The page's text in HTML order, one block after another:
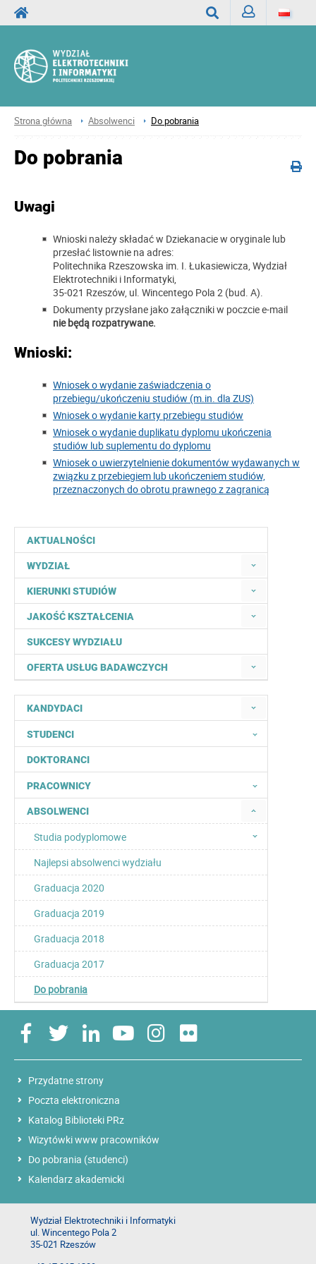
Strona główna Absolwenci Do pobrania
AKTUALNOŚCI
WYDZIAŁ
KIERUNKI STUDIÓW
JAKOŚĆ KSZTAŁCENIA
SUKCESY WYDZIAŁU
OFERTA USŁUG BADAWCZYCH
KANDYDACI
STUDENCI
DOKTORANCI
PRACOWNICY
ABSOLWENCI
Studia podyplomowe
Najlepsi absolwenci wydziału
Graduacja 2020
Graduacja 2019
Graduacja 2018
Graduacja 2017
Do pobrania
Do pobrania
Uwagi
Wnioski należy składać w Dziekanacie w oryginale lub
przesłać listownie na adres:
Politechnika Rzeszowska im. I. Łukasiewicza, Wydział
Elektrotechniki i Informatyki,
35-021 Rzeszów, ul. Wincentego Pola 2 (bud. A).
Dokumenty przysłane jako załączniki w poczcie e-mail
nie będą rozpatrywane.
Wnioski:
Wniosek o wydanie zaświadczenia o
przebiegu/ukończeniu studiów (m.in. dla ZUS)
Wniosek o wydanie karty przebiegu studiów
Wniosek o wydanie duplikatu dyplomu ukończenia
studiów lub suplementu do dyplomu
Wniosek o uwierzytelnienie dokumentów wydawanych w
związku z przebiegiem lub ukończeniem studiów,
przeznaczonych do obrotu prawnego z zagranicą
Przydatne strony
Poczta elektroniczna
Katalog Biblioteki PRz
Wizytówki www pracowników
Do pobrania (studenci)
Kalendarz akademicki
Wydział Elektrotechniki i Informatyki
ul. Wincentego Pola 2
35-021 Rzeszów